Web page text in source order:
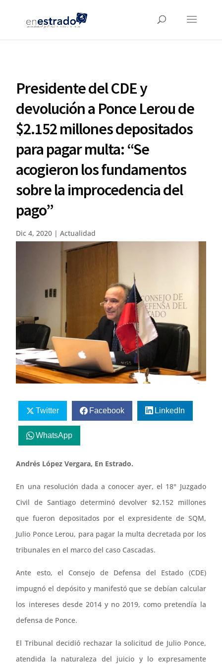
Presidente del CDE y
devolución a Ponce Lerou de
$2.152 millones depositados
para pagar multa: “Se
acogieron los fundamentos
sobre la improcedencia del
pago”
Dic 4, 2020 |Actualidad
Twitter Facebook LinkedIn
WhatsApp
Andrés López Vergara, En Estrado.
En una resolución dada a conocer ayer, el 18° Juzgado
Civil de Santiago determinó devolver $2.152 millones
que fueron depositados por el expresidente de SQM,
Julio Ponce Lerou, para pagar la multa decretada por los
tribunales en el marco del caso Cascadas.
Ante esto, el Consejo de Defensa del Estado (CDE)
impugnó el depósito y manifestó que se debían calcular
los intereses desde 2014 y no 2019, como pretendía la
defensa de Ponce.
El Tribunal decidió rechazar la solicitud de Julio Ponce,
atendida la naturaleza del juicio y lo expresamente